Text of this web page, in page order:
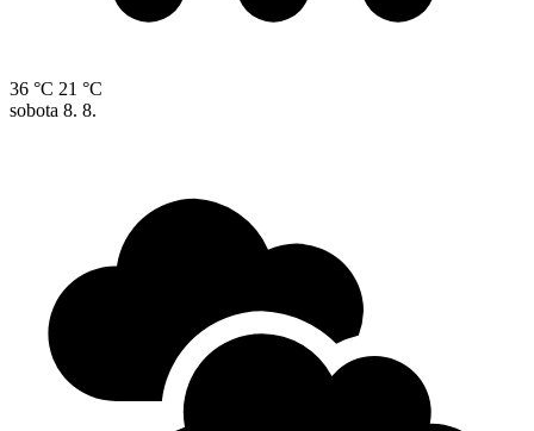
36 °C 21 °C
sobota 8. 8.